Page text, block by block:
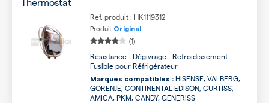
Ref. produit : HK1119312
Produit Original
(1)
Résistance - Dégivrage - Refroidissement -
Fuslble pour Réfrigérateur
Marques compatibles : HISENSE, VALBERG,
GORENJE, CONTINENTAL EDISON, CURTISS,
AMICA, PKM, CANDY, GENERISS